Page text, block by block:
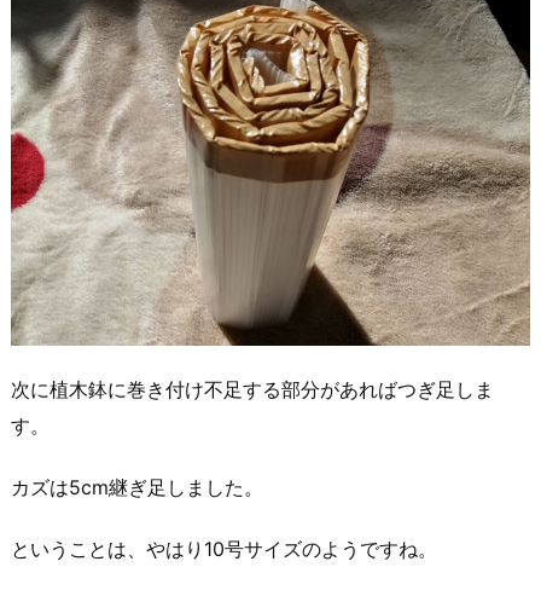
次に植木鉢に巻き付け不足する部分があればつぎ足しま
す。
カズは5cm継ぎ足しました。
ということは、やはり10号サイズのようですね。